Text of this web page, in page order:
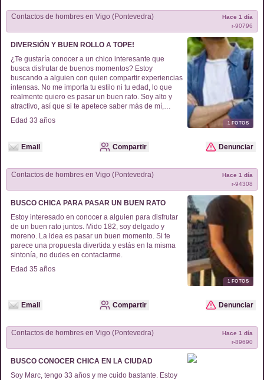
Contactos de hombres en Vigo (Pontevedra)
r-90796
Hace 1 día
DIVERSIÓN Y BUEN ROLLO A TOPE!
¿Te gustaría conocer a un chico interesante que
busca disfrutar de buenos momentos? Estoy
buscando a alguien con quien compartir experiencias
intensas. No me importa tu estilo ni tu edad, lo que
realmente quiero es pasar un buen rato. Soy alto y
atractivo, así que si te apetece saber más de mí,
envíame un correo y hablamos sin compromiso.
¡Quedo a la espera de tu mensaje!
Edad 33 años 1FOTOS
Email Compartir Denunciar
Contactos de hombres en Vigo (Pontevedra)
r-94308
Hace 1 día
BUSCO CHICA PARA PASAR UN BUEN RATO
Estoy interesado en conocer a alguien para disfrutar
de un buen rato juntos. Mido 182, soy delgado y
moreno. La idea es pasar un buen momento. Si te
parece una propuesta divertida y estás en la misma
sintonía, no dudes en contactarme.
Edad 35 años
1FOTOS
Email Compartir Denunciar
Contactos de hombres en Vigo (Pontevedra)
r-89690
Hace 1 día
BUSCO CONOCER CHICA EN LA CIUDAD
Soy Marc, tengo 33 años y me cuido bastante. Estoy